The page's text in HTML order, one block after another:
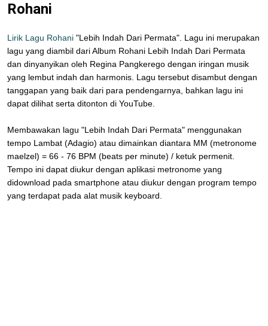
Rohani
Lirik Lagu Rohani "Lebih Indah Dari Permata". Lagu ini merupakan
lagu yang diambil dari Album Rohani Lebih Indah Dari Permata
dan dinyanyikan oleh Regina Pangkerego dengan iringan musik
yang lembut indah dan harmonis. Lagu tersebut disambut dengan
tanggapan yang baik dari para pendengarnya, bahkan lagu ini
dapat dilihat serta ditonton di YouTube.
Membawakan lagu "Lebih Indah Dari Permata" menggunakan
tempo Lambat (Adagio) atau dimainkan diantara MM (metronome
maelzel) = 66 - 76 BPM (beats per minute) / ketuk permenit.
Tempo ini dapat diukur dengan aplikasi metronome yang
didownload pada smartphone atau diukur dengan program tempo
yang terdapat pada alat musik keyboard.